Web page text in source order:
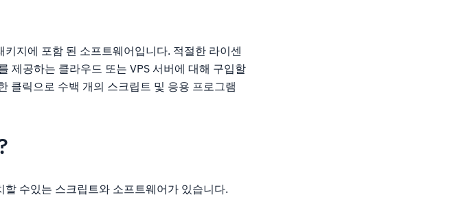
지에 포함 된 소프트웨어입니다. 적절한 라이센
제공하는 클라우드 또는 VPS 서버에 대해 구입할
클릭으로 수백 개의 스크립트 및 응용 프로그램
수있는 스크립트와 소프트웨어가 있습니다.